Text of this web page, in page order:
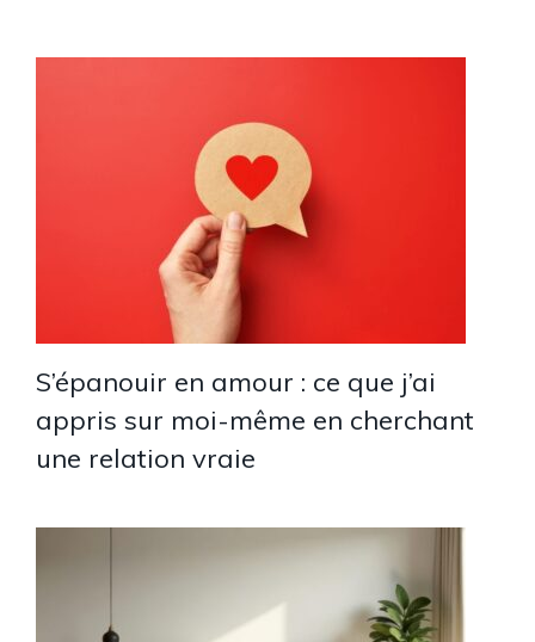
S’épanouir en amour : ce que j’ai
appris sur moi-même en cherchant
une relation vraie